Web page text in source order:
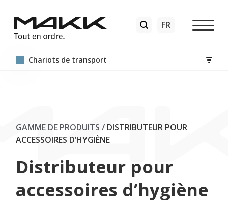
Chariots de transport
GAMME DE PRODUITS / DISTRIBUTEUR POUR
ACCESSOIRES D’HYGIÈNE
Distributeur pour
accessoires d’hygiène